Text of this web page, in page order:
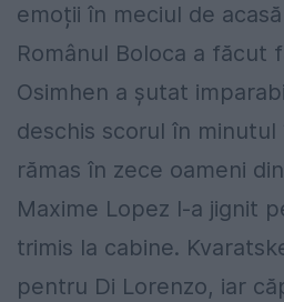
emoții în meciul de
Românul Boloca a făcut
Osimhen a şutat
deschis scorul în minutul
rămas în zece oameni
Maxime Lopez l-a jignit
trimis la cabine.
pentru Di Lorenzo, iar